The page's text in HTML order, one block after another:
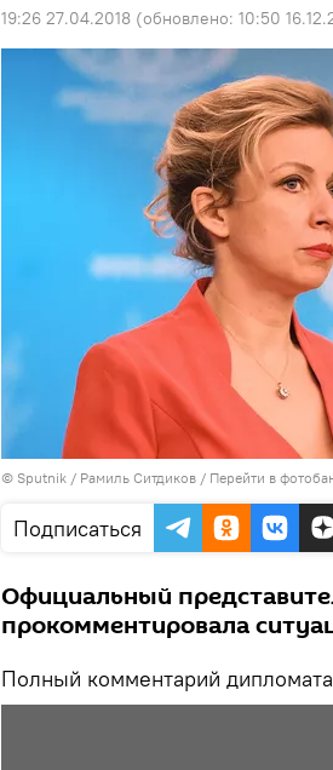
19:26 27.04.2018 (обновлено: 10:50
© Sputnik / Рамиль Ситдиков / Перейти в
Подписаться
Официальный
прокомментировала
Полный комментарий